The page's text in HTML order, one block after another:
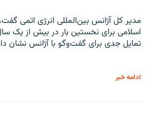
مدیر کل آژانس بین‌المللی انرژی اتمی
اسلامی برای نخستین بار در بیش از یک
تمایل جدی برای گفت‌وگو با آژانس نشان
ادامه خبر